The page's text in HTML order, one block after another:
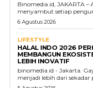
Binomedia.id, JAKARTA
menyambut setiap
6 Agustus 2026
LIFESTYLE
HALAL INDO 2026
MEMBANGUN
LEBIH INOVATIF
binomedia.id - Jakarta.
menjadi lebih dari